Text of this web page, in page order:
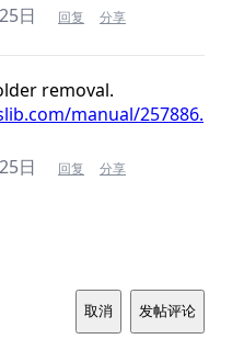
日 回复 分享
removal.
manual/257886.
日 回复 分享
取消 发帖评论